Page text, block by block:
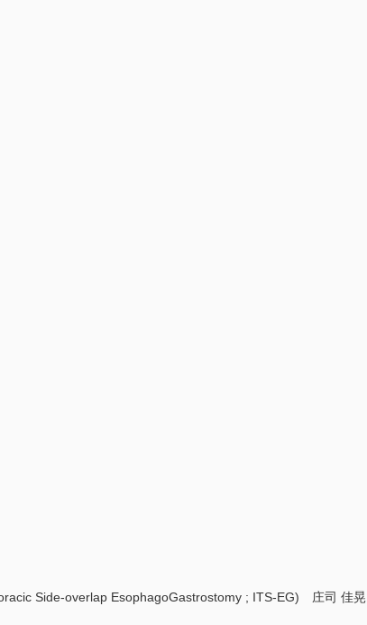
Side-overlap EsophagoGastrostomy ; ITS-EG) 庄司 佳晃